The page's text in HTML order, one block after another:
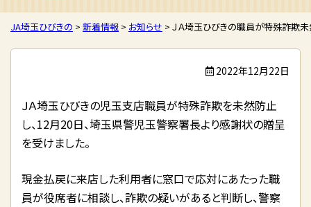
JA埼玉ひびきの > 新着情報 > お知らせ > ＪＡ埼玉ひびきの職員が特殊詐欺
2022年12月22日
ＪＡ埼玉ひびきの児玉支店職員が特殊詐欺を未然防止
し、12月20日、埼玉県警児玉警察署長より感謝状の贈呈
を受けました。
現金払戻に来店した利用者に窓口で応対にあたった職
員が役席者に相談し、詐欺の疑いがあると判断し、警察